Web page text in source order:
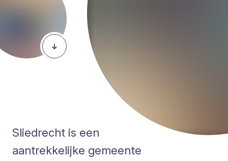
Sliedrecht is een
aantrekkelijke gemeente